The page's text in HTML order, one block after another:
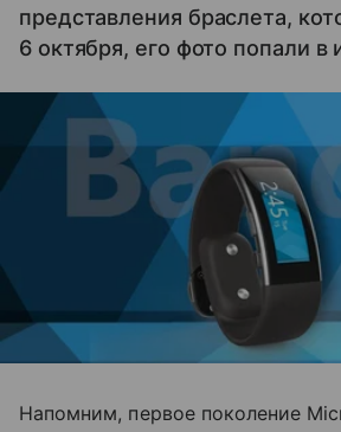
представления браслета,
6 октября, его фото попали в
Напомним, первое поколение